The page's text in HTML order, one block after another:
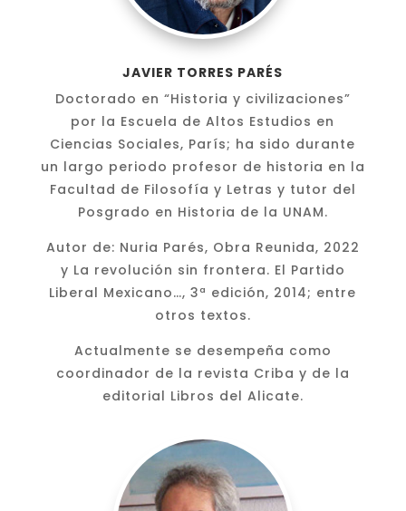
JAVIER TORRES PARÉS
Doctorado en “Historia y civilizaciones”
por la Escuela de Altos Estudios en
Ciencias Sociales, París; ha sido durante
un largo periodo profesor de historia en la
Facultad de Filosofía y Letras y tutor del
Posgrado en Historia de la UNAM.
Autor de: Nuria Parés, Obra Reunida, 2022
y La revolución sin frontera. El Partido
Liberal Mexicano…, 3ª edición, 2014; entre
otros textos.
Actualmente se desempeña como
coordinador de la revista Criba y de la
editorial Libros del Alicate.